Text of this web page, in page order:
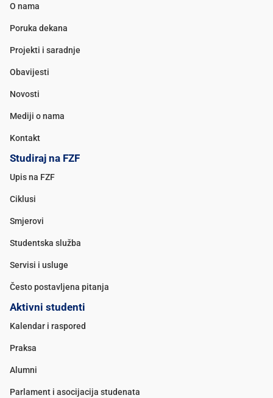
O nama
Poruka dekana
Projekti i saradnje
Obavijesti
Novosti
Mediji o nama
Kontakt
Studiraj na FZF
Upis na FZF
Ciklusi
Smjerovi
Studentska služba
Servisi i usluge
Često postavljena pitanja
Aktivni studenti
Kalendar i raspored
Praksa
Alumni
Parlament i asocijacija studenata